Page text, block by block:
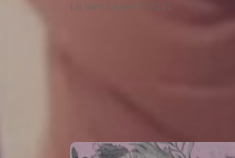
Lili Saint Laurent © 2021